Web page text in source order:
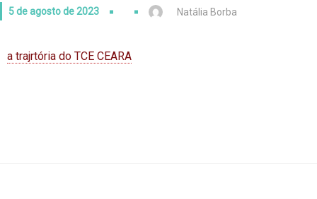
5 de agosto de 2023 Natália Borba
a trajrtória do TCE CEARA